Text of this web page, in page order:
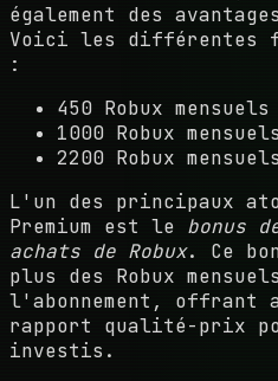
également des
Voici les différentes
:
450 Robux
1000 Robux
2200 Robux
L'un des principaux
Premium est le bonus
achats de Robux. Ce
plus des Robux
l'abonnement, offrant
rapport qualité-prix
investis.